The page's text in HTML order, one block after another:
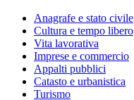
Anagrafe e stato civile
Cultura e tempo libero
Vita lavorativa
Imprese e commercio
Appalti pubblici
Catasto e urbanistica
Turismo